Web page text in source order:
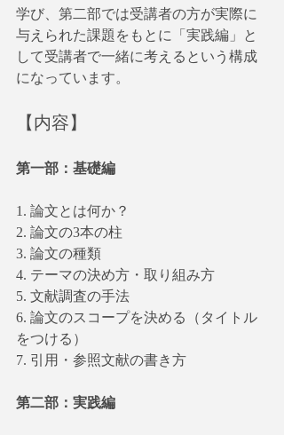
学び、第二部では受講者の方が実際に
与えられた課題をもとに「実践編」と
して受講者で一緒に考えるという構成
になっています。
【内容】
第一部：基礎編
1. 論文とは何か？
2. 論文の3本の柱
3. 論文の種類
4. テーマの決め方・取り組み方
5. 文献調査の手法
6. 論文のスコープを決める（タイトル
をつける）
7. 引用・参照文献の書き方
第二部：実践編